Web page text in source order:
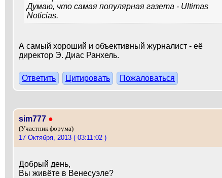
Думаю, что самая популярная газета - Ultimas
Noticias.
А самый хороший и объективный журналист - её
директор Э. Диас Ранхель.
Ответить Цитировать Пожаловаться
sim777 ●
(Участник форума)
17 Октября, 2013 ( 03:11:02 )
Добрый день,
Вы живёте в Венесуэле?